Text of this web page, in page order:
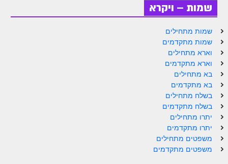
הזוהר הקדוש ויגש מתקדמים
הזוהר הקדוש ויחי מתחילים
הזוהר הקדוש ויחי מתקדמים
ספר הזוהר – שמות
הזוהר הקדוש שמות מתחילים
הזוהר הקדוש שמות מתקדמים
הזוהר הקדוש וארא מתחילים
הזוהר הקדוש וארא מתקדמים
שמות – ויקרא
שמות מתחילים
שמות מתקדמים
וארא מתחילים
וארא מתקדמים
בא מתחילים
בא מתקדמים
בשלח מתחילים
בשלח מתקדמים
יתרו מתחילים
יתרו מתקדמים
משפטים מתחילים
משפטים מתקדמים